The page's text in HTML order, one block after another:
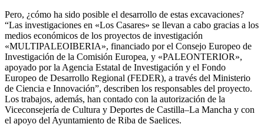
Pero, ¿cómo ha sido posible el desarrollo de estas excavaciones?
“Las investigaciones en «Los Casares» se llevan a cabo gracias a los
medios económicos de los proyectos de investigación
«MULTIPALEOIBERIA», financiado por el Consejo Europeo de
Investigación de la Comisión Europea, y «PALEONTERIOR»,
apoyado por la Agencia Estatal de Investigación y el Fondo
Europeo de Desarrollo Regional (FEDER), a través del Ministerio
de Ciencia e Innovación”, describen los responsables del proyecto.
Los trabajos, además, han contado con la autorización de la
Viceconsejería de Cultura y Deportes de Castilla–La Mancha y con
el apoyo del Ayuntamiento de Riba de Saelices.